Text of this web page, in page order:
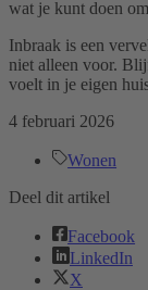
wat je kunt doen
Inbraak is een
niet alleen voor.
voelt in je eigen
4 februari 2026
Wonen
Deel dit artikel
Facebook
LinkedIn
X